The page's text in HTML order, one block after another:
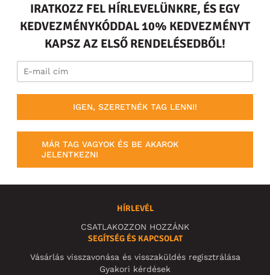
IRATKOZZ FEL HÍRLEVELÜNKRE, ÉS EGY
KEDVEZMÉNYKÓDDAL 10% KEDVEZMÉNYT
KAPSZ AZ ELSŐ RENDELÉSEDBŐL!
IGEN, SZERETNÉK TAG LENNI!
MÁR TAG VAGYOK ÉS BE AKAROK
JELENTKEZNI
HÍRLEVÉL
CSATLAKOZZON HOZZÁNK
SEGÍTSÉG ÉS KAPCSOLAT
Vásárlás visszavonása és visszaküldés regisztrálása
Gyakori kérdések